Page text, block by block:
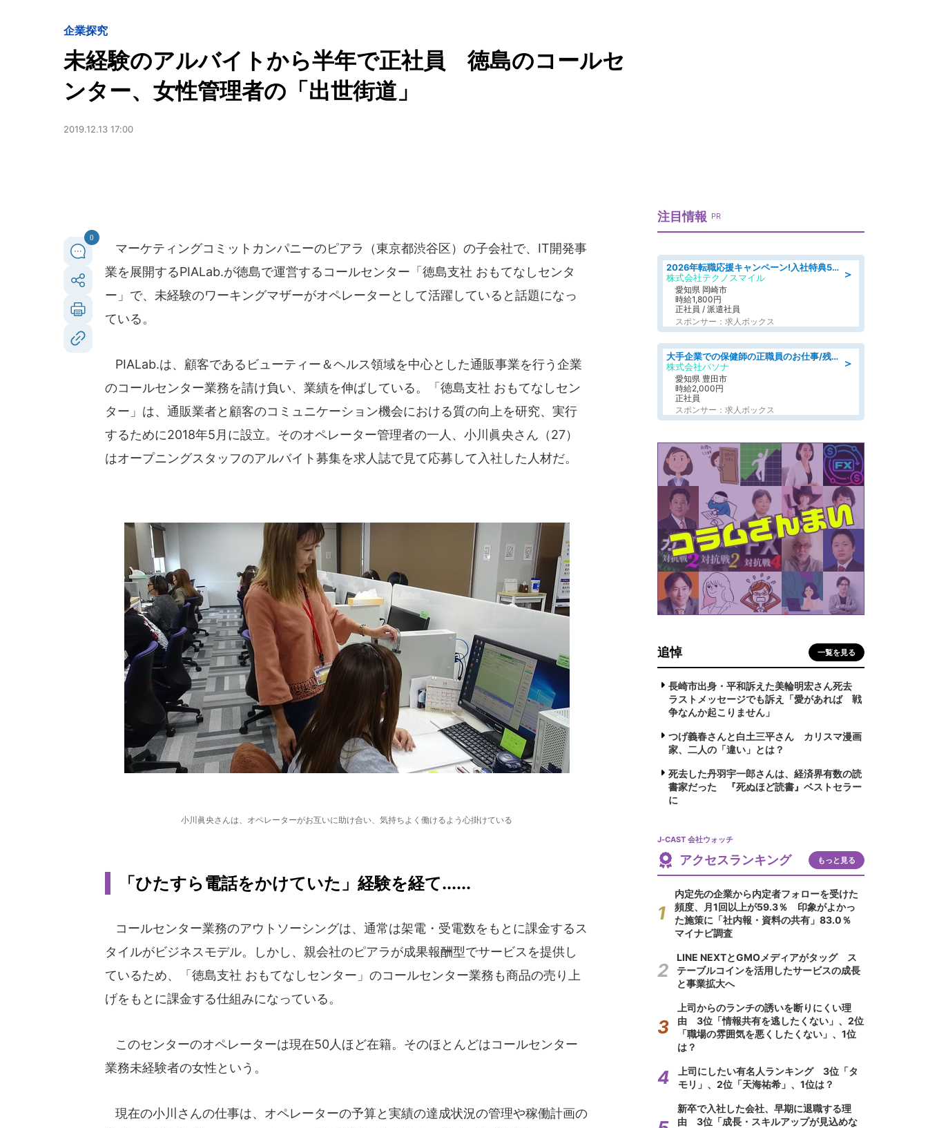
企業探究
未経験のアルバイトから半年で正社員 徳島のコールセ
ンター、女性管理者の「出世街道」
2019.12.13 17:00
0
マーケティングコミットカンパニーのピアラ（東京都渋谷区）の子会社で、IT開発事
業を展開するPIALab.が徳島で運営するコールセンター「徳島支社 おもてなしセンタ
ー」で、未経験のワーキングマザーがオペレーターとして活躍していると話題になっ
ている。
PIALab.は、顧客であるビューティー＆ヘルス領域を中心とした通販事業を行う企業
のコールセンター業務を請け負い、業績を伸ばしている。「徳島支社 おもてなしセン
ター」は、通販業者と顧客のコミュニケーション機会における質の向上を研究、実行
するために2018年5月に設立。そのオペレーター管理者の一人、小川眞央さん（27）
はオープニングスタッフのアルバイト募集を求人誌で見て応募して入社した人材だ。
小川眞央さんは、オペレーターがお互いに助け合い、気持ちよく働けるよう心掛けている
「ひたすら電話をかけていた」経験を経て......
コールセンター業務のアウトソーシングは、通常は架電・受電数をもとに課金するス
タイルがビジネスモデル。しかし、親会社のピアラが成果報酬型でサービスを提供し
ているため、「徳島支社 おもてなしセンター」のコールセンター業務も商品の売り上
げをもとに課金する仕組みになっている。
このセンターのオペレーターは現在50人ほど在籍。そのほとんどはコールセンター
業務未経験者の女性という。
現在の小川さんの仕事は、オペレーターの予算と実績の達成状況の管理や稼働計画の
注目情報 PR
＞
2026年転職応援キャンペーン!入社特典58万円/デンソーで働こう!自動車工場で小型部品の検査業務 denso aichi
株式会社テクノスマイル
愛知県 岡崎市
時給1,800円
正社員 / 派遣社員
スポンサー：求人ボックス
＞
大手企業での保健師の正職員のお仕事/残業なし/要資格:保健師
株式会社パソナ
愛知県 豊田市
時給2,000円
正社員
スポンサー：求人ボックス
追悼 一覧を見る
長崎市出身・平和訴えた美輪明宏さん死去
ラストメッセージでも訴え「愛があれば 戦
争なんか起こりません」
つげ義春さんと白土三平さん カリスマ漫画
家、二人の「違い」とは？
死去した丹羽宇一郎さんは、経済界有数の読
書家だった 『死ぬほど読書』ベストセラー
に
J-CAST 会社ウォッチ
アクセスランキング もっと見る
内定先の企業から内定者フォローを受けた
頻度、月1回以上が59.3％ 印象がよかっ
た施策に「社内報・資料の共有」83.0％
マイナビ調査
LINE NEXTとGMOメディアがタッグ ス
テーブルコインを活用したサービスの成長
と事業拡大へ
上司からのランチの誘いを断りにくい理
由 3位「情報共有を逃したくない」、2位
「職場の雰囲気を悪くしたくない」、1位
は？
上司にしたい有名人ランキング 3位「タ
モリ」、2位「天海祐希」、1位は？
新卒で入社した会社、早期に退職する理
由 3位「成長・スキルアップが見込めな